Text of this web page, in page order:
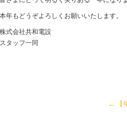
本年もどうぞよろしくお願いいたします。
株式会社共和電設
スタッフ一同
← 【